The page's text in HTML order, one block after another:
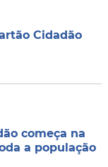
Cidadão
começa na
a população